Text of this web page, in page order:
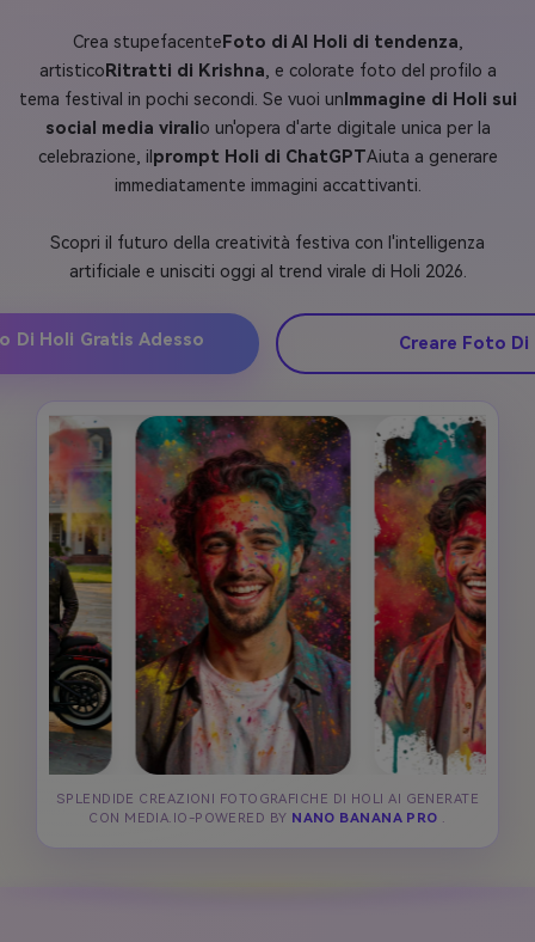
Crea stupefacente Foto di AI Holi di tendenza,
artistico Ritratti di Krishna, e colorate foto del profilo a
tema festival in pochi secondi. Se vuoi un Immagine di Holi sui
social media viralio un'opera d'arte digitale unica per la
celebrazione, il prompt Holi di ChatGPTAiuta a generare
immediatamente immagini accattivanti.
Scopri il futuro della creatività festiva con l'intelligenza
artificiale e unisciti oggi al trend virale di Holi 2026.
Di Holi Gratis Adesso Creare Foto Di
SPLENDIDE CREAZIONI FOTOGRAFICHE DI HOLI AI GENERATE
CON MEDIA.IO-POWERED BY NANO BANANA PRO .